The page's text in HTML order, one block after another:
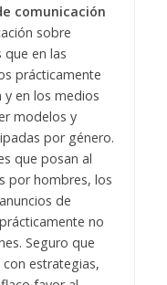
comunicación
sobre
en las
prácticamente
en los medios
modelos y
por género.
que posan al
por hombres, los
de
no
Seguro que
estrategias,